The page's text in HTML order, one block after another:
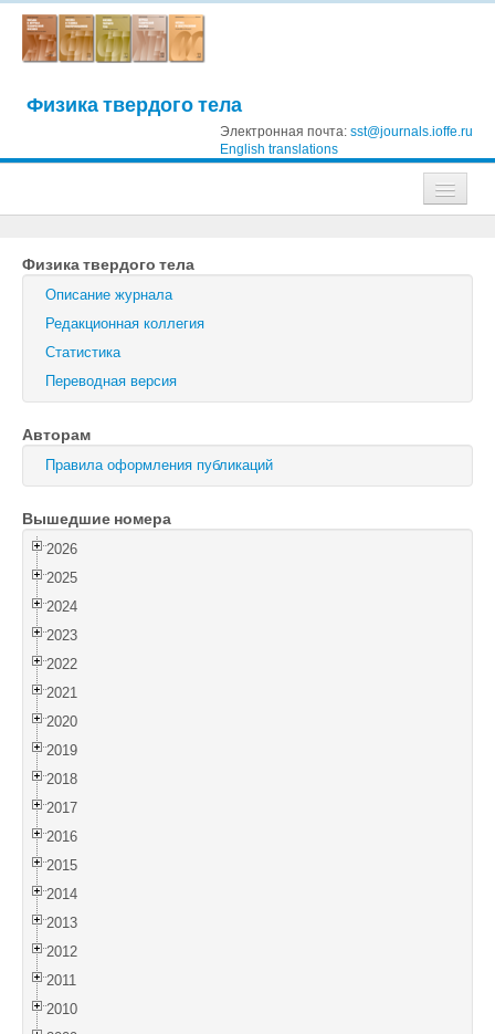
Физика твердого тела
Электронная почта: sst@journals.ioffe.ru
English translations
Журнал технической физики
Письма в Журнал технической физики
Физика твердого тела
Физика и техника полупроводников
Оптика и спектроскопия
Поиск
Войти
Физика твердого тела
Описание журнала
Редакционная коллегия
Статистика
Переводная версия
Авторам
Правила оформления публикаций
Вышедшие номера
2026
2025
2024
2023
2022
2021
2020
2019
2018
2017
2016
2015
2014
2013
2012
2011
2010